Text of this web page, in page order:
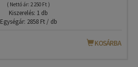
( Nettó ár: 2 250 Ft )
Kiszerelés: 1 db
Egységár: 2858 Ft / db
KOSÁRBA